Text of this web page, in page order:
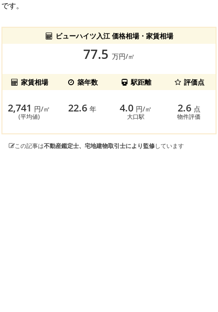
です。
ビューハイツ入江 価格相場・家賃相場
77.5 万円/㎡
家賃相場 築年数 駅距離 評価点
2,741 円/㎡
(平均値)
22.6年 4.0 円/㎡
大口駅
2.6 点
物件評価
この記事は不動産鑑定士、宅地建物取引士により監修しています